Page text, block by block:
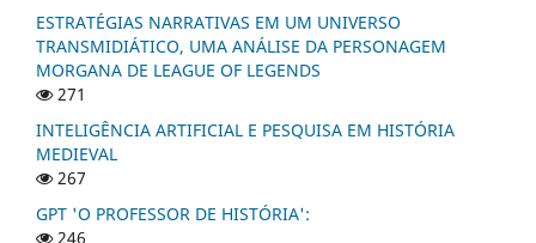
ESTRATÉGIAS NARRATIVAS EM UM UNIVERSO
TRANSMIDIÁTICO, UMA ANÁLISE DA PERSONAGEM
MORGANA DE LEAGUE OF LEGENDS
271
INTELIGÊNCIA ARTIFICIAL E PESQUISA EM HISTÓRIA
MEDIEVAL
267
GPT 'O PROFESSOR DE HISTÓRIA':
246